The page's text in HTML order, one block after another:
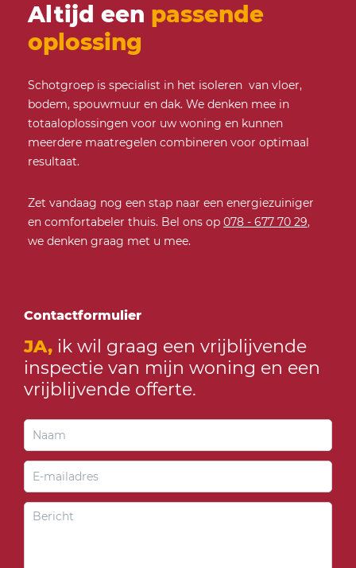
Altijd een passende
oplossing
Schotgroep is specialist in het isoleren van vloer,
bodem, spouwmuur en dak. We denken mee in
totaaloplossingen voor uw woning en kunnen
meerdere maatregelen combineren voor optimaal
resultaat.
Zet vandaag nog een stap naar een energiezuiniger
en comfortabeler thuis. Bel ons op 078 - 677 70 29,
we denken graag met u mee.
Contactformulier
JA, ik wil graag een vrijblijvende
inspectie van mijn woning en een
vrijblijvende offerte.